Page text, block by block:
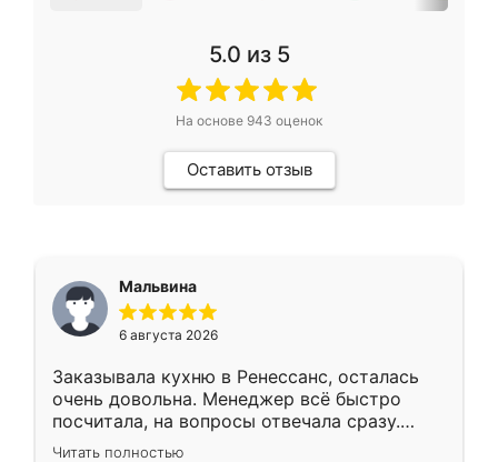
5.0 из 5
На основе 943 оценок
Оставить отзыв
Мальвина
6 августа 2026
Заказывала кухню в Ренессанс, осталась
очень довольна. Менеджер всё быстро
посчитала, на вопросы отвечала сразу.
Замерщик приехал в субботу, подошёл к
Читать полностью